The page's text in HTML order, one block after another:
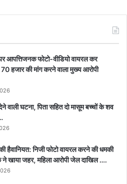
आपत्तिजनक फोटो-वीडियो वायरल कर
हजार की मांग करने वाला मुख्य आरोपी
वाली घटना, पिता सहित दो मासूम बच्चों के शव
हैवानियत: निजी फोटो वायरल करने की धमकी
खाया जहर, महिला आरोपी जेल दाखिल ….